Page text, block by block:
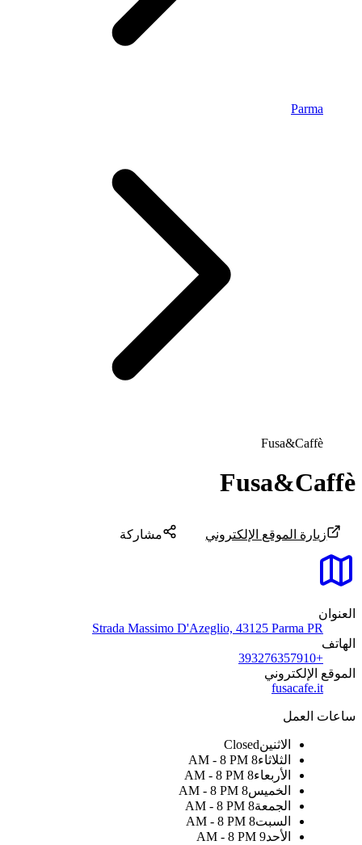
Parma
Fusa&Caffè
Fusa&Caffè
زيارة الموقع الإلكتروني مشاركة
العنوان
Strada Massimo D'Azeglio, 43125 Parma PR
الهاتف
+393276357910
الموقع الإلكتروني
fusacafe.it
ساعات العمل
الاثنينClosed
الثلاثاء8 AM - 8 PM
الأربعاء8 AM - 8 PM
الخميس8 AM - 8 PM
الجمعة8 AM - 8 PM
السبت8 AM - 8 PM
الأحد9 AM - 8 PM